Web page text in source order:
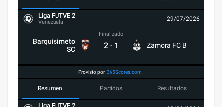
Liga FUTVE 2
Venezuela 29/07/2026
Barquisimeto
SC
Finalizado
2 - 1 Zamora FC B
Provisto por 365Scores.com
Resumen Partidos Resultados
Liga FUTVE 2